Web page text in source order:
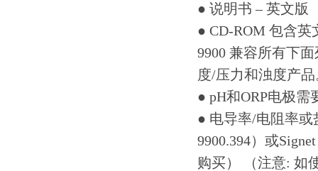
● 说明书 – 英文版
● CD-ROM 包含
9900 兼容所有下
度/压力和浊度产
● pH和ORP电极
● 电导率/电阻率
9900.394）或
购买） （注意: 如